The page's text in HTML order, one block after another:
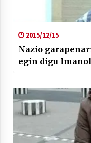
2015/12/15
Nazio
egin digu